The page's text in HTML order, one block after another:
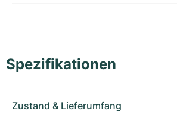
Spezifikationen
Zustand & Lieferumfang